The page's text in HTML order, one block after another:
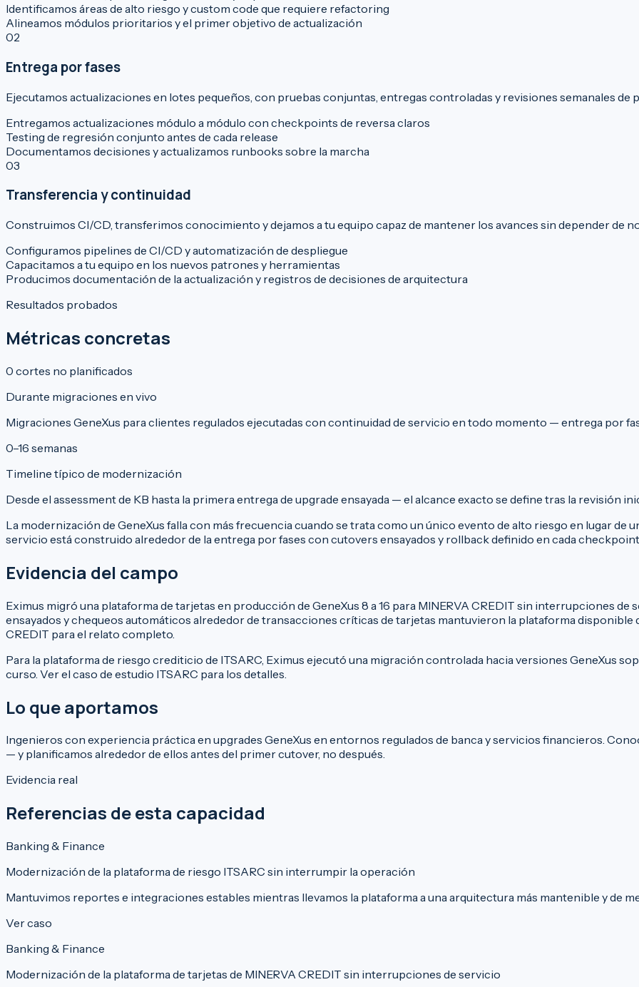
Identificamos áreas de alto riesgo y custom code que requiere refactoring
Alineamos módulos prioritarios y el primer objetivo de actualización
02
Entrega por fases
Ejecutamos actualizaciones en lotes pequeños, con pruebas conjuntas, entregas controladas y revisiones semanales de
Entregamos actualizaciones módulo a módulo con checkpoints de reversa claros
Testing de regresión conjunto antes de cada release
Documentamos decisiones y actualizamos runbooks sobre la marcha
03
Transferencia y continuidad
Construimos CI/CD, transferimos conocimiento y dejamos a tu equipo capaz de mantener los avances sin depender de
Configuramos pipelines de CI/CD y automatización de despliegue
Capacitamos a tu equipo en los nuevos patrones y herramientas
Producimos documentación de la actualización y registros de decisiones de arquitectura
Resultados probados
Métricas concretas
0 cortes no planificados
Durante migraciones en vivo
Migraciones GeneXus para clientes regulados ejecutadas con continuidad de servicio en todo momento — entrega por
0–16 semanas
Timeline típico de modernización
Desde el assessment de KB hasta la primera entrega de upgrade ensayada — el alcance exacto se define tras la revisión
La modernización de GeneXus falla con más frecuencia cuando se trata como un único evento de alto riesgo en lugar de
servicio está construido alrededor de la entrega por fases con cutovers ensayados y rollback definido en cada
Evidencia del campo
Eximus migró una plataforma de tarjetas en producción de GeneXus 8 a 16 para MINERVA CREDIT sin interrupciones
ensayados y chequeos automáticos alrededor de transacciones críticas de tarjetas mantuvieron la plataforma
CREDIT para el relato completo.
Para la plataforma de riesgo crediticio de ITSARC, Eximus ejecutó una migración controlada hacia versiones GeneXus
curso. Ver el caso de estudio ITSARC para los detalles.
Lo que aportamos
Ingenieros con experiencia práctica en upgrades GeneXus en entornos regulados de banca y servicios financieros.
— y planificamos alrededor de ellos antes del primer cutover, no después.
Evidencia real
Referencias de esta capacidad
Banking & Finance
Modernización de la plataforma de riesgo ITSARC sin interrumpir la operación
Mantuvimos reportes e integraciones estables mientras llevamos la plataforma a una arquitectura más mantenible y de
Ver caso
Banking & Finance
Modernización de la plataforma de tarjetas de MINERVA CREDIT sin interrupciones de servicio